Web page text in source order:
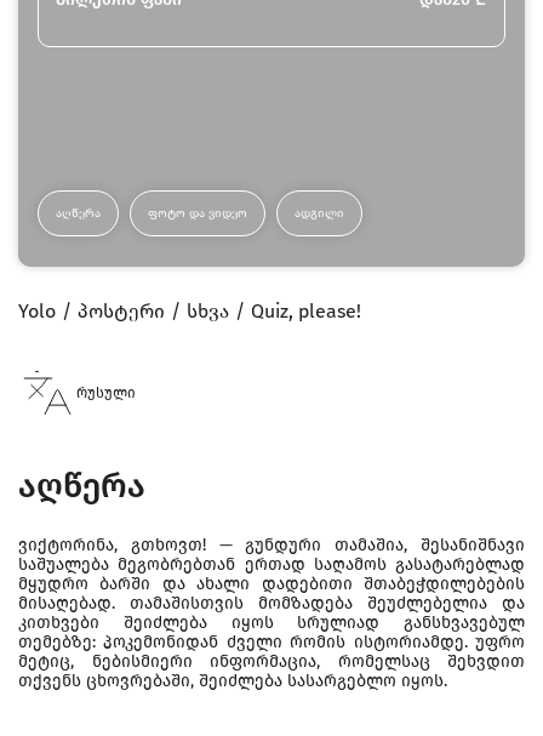
ᲐᲦᲬᲔᲠᲐ ᲤᲝᲢᲝ ᲓᲐ ᲕᲘᲓᲔᲝ ᲐᲓᲒᲘᲚᲘ
Yolo პოსტერი სხვა Quiz, please!
რუსული
აღწერა
ვიქტორინა, გთხოვთ! — გუნდური თამაშია, შესანიშნავი
საშუალება მეგობრებთან ერთად საღამოს გასატარებლად
მყუდრო ბარში და ახალი დადებითი შთაბეჭდილებების
მისაღებად. თამაშისთვის მომზადება შეუძლებელია და
კითხვები შეიძლება იყოს სრულიად განსხვავებულ
თემებზე: პოკემონიდან ძველი რომის ისტორიამდე. უფრო
მეტიც, ნებისმიერი ინფორმაცია, რომელსაც შეხვდით
თქვენს ცხოვრებაში, შეიძლება სასარგებლო იყოს.